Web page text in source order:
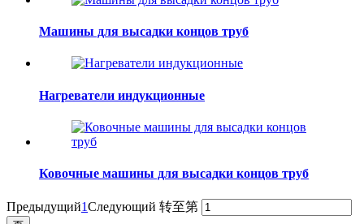
Машины для высадки концов труб
Нагреватели индукционные
Ковочные машины для высадки концов труб
Предыдущий1Следующий 转至第